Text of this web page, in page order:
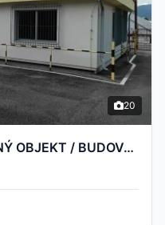
20
PRENÁJOM - POLYFUNKČNÝ OBJEKT / BUDOVA - NECPALSKÁ CESTA 34 E – PRIEVIDZA